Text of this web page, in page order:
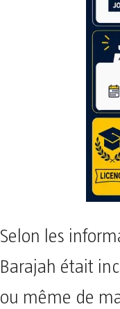
Selon les
Barajah était
ou même de